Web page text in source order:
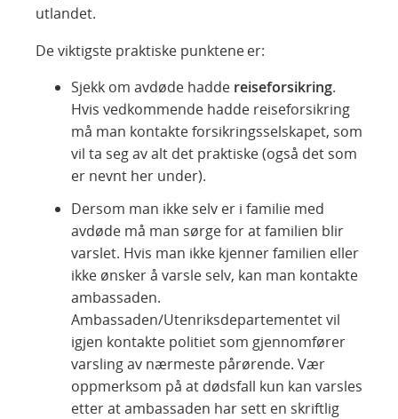
utlandet.
De viktigste praktiske punktene er:
Sjekk om avdøde hadde reiseforsikring.
Hvis vedkommende hadde reiseforsikring
må man kontakte forsikringsselskapet, som
vil ta seg av alt det praktiske (også det som
er nevnt her under).
Dersom man ikke selv er i familie med
avdøde må man sørge for at familien blir
varslet. Hvis man ikke kjenner familien eller
ikke ønsker å varsle selv, kan man kontakte
ambassaden.
Ambassaden/Utenriksdepartementet vil
igjen kontakte politiet som gjennomfører
varsling av nærmeste pårørende. Vær
oppmerksom på at dødsfall kun kan varsles
etter at ambassaden har sett en skriftlig